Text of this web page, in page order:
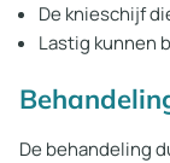
De knieschijf
Lastig kunnen
De behandeling